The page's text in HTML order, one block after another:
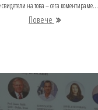
свидетели на това – сега коментираме...
Повече